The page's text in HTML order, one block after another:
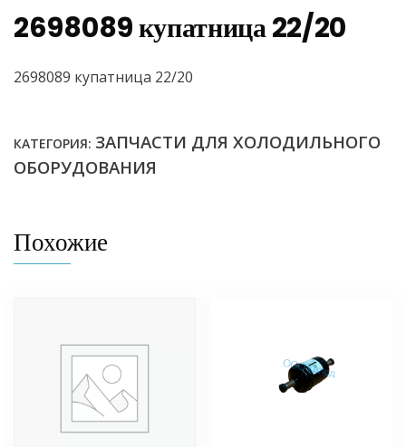
2698089 купатница 22/20
2698089 купатница 22/20
КАТЕГОРИЯ: ЗАПЧАСТИ ДЛЯ ХОЛОДИЛЬНОГО
ОБОРУДОВАНИЯ
Похожие